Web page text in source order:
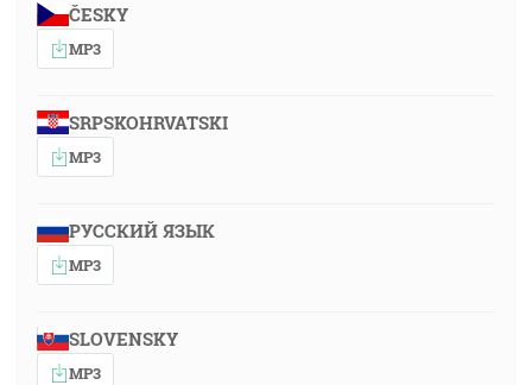
ČESKY
MP3
SRPSKOHRVATSKI
MP3
РУССКИЙ ЯЗЫК
MP3
SLOVENSKY
MP3